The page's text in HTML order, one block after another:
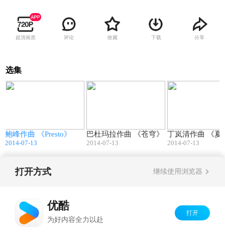
超清画质 评论 收藏 下载 分享
选集
鲍峰作曲 《Presto》
2014-07-13
巴杜玛拉作曲 《苍穹》
2014-07-13
丁岚清作
2014-07-13
打开方式 继续使用浏览器
优酷
为好内容全力以赴
打开